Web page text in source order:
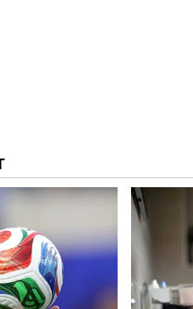
ಮತ್ತು ಹೂಡಿಕೆ
ಅವರ ಮೂಲಕ ನೀವು
ನಾರಾಯಣ ರಾಜಯೋಗವು
ಏಕೆಂದರೆ ನಿಮ್ಮ
ಆರೋಗ್ಯದಲ್ಲಿ ಸುಧಾರಣೆ
ಹುಡುಕುತ್ತಿದ್ದರೆ,